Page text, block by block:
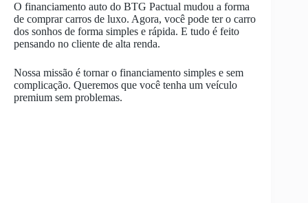
O financiamento auto do BTG Pactual mudou a forma
de comprar carros de luxo. Agora, você pode ter o carro
dos sonhos de forma simples e rápida. E tudo é feito
pensando no cliente de alta renda.
Nossa missão é tornar o financiamento simples e sem
complicação. Queremos que você tenha um veículo
premium sem problemas.